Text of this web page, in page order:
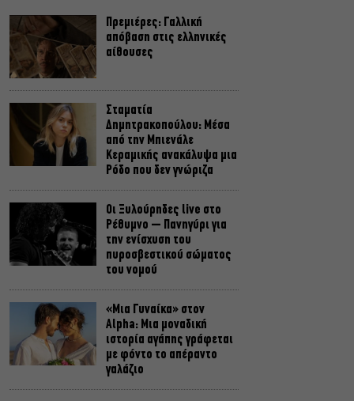
Πρεμιέρες: Γαλλική
απόβαση στις ελληνικές
αίθουσες
Σταματία
Δημητρακοπούλου: Μέσα
από την Μπιενάλε
Κεραμικής ανακάλυψα μια
Ρόδο που δεν γνώριζα
Οι Ξυλούρηδες live στο
Ρέθυμνο – Πανηγύρι για
την ενίσχυση του
πυροσβεστικού σώματος
του νομού
«Μια Γυναίκα» στον
Alpha: Μια μοναδική
ιστορία αγάπης γράφεται
με φόντο το απέραντο
γαλάζιο